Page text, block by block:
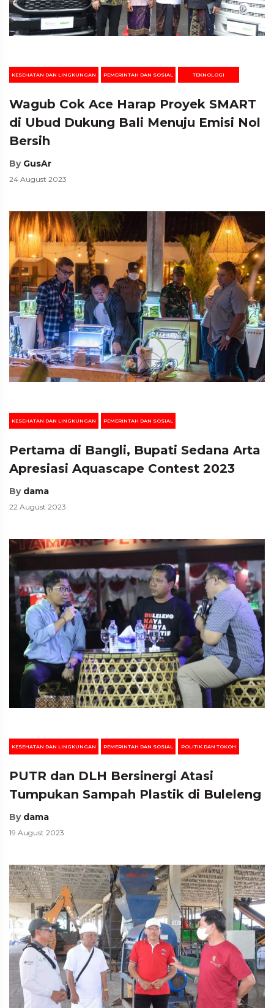
KESEHATAN DAN LINGKUNGAN PEMERINTAH DAN SOSIAL TEKNOLOGI
Wagub Cok Ace Harap Proyek SMART
di Ubud Dukung Bali Menuju Emisi Nol
Bersih
By GusAr
24 August 2023
KESEHATAN DAN LINGKUNGAN PEMERINTAH DAN SOSIAL
Pertama di Bangli, Bupati Sedana Arta
Apresiasi Aquascape Contest 2023
By dama
22 August 2023
KESEHATAN DAN LINGKUNGAN PEMERINTAH DAN SOSIAL POLITIK DAN TOKOH
PUTR dan DLH Bersinergi Atasi
Tumpukan Sampah Plastik di Buleleng
By dama
19 August 2023